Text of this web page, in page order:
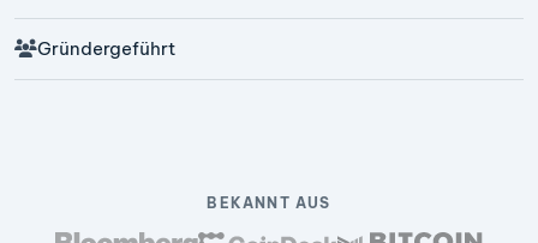
Gründergeführt
BEKANNT AUS